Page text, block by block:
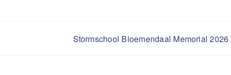
Stormschool Bloemendaal Memorial 2026